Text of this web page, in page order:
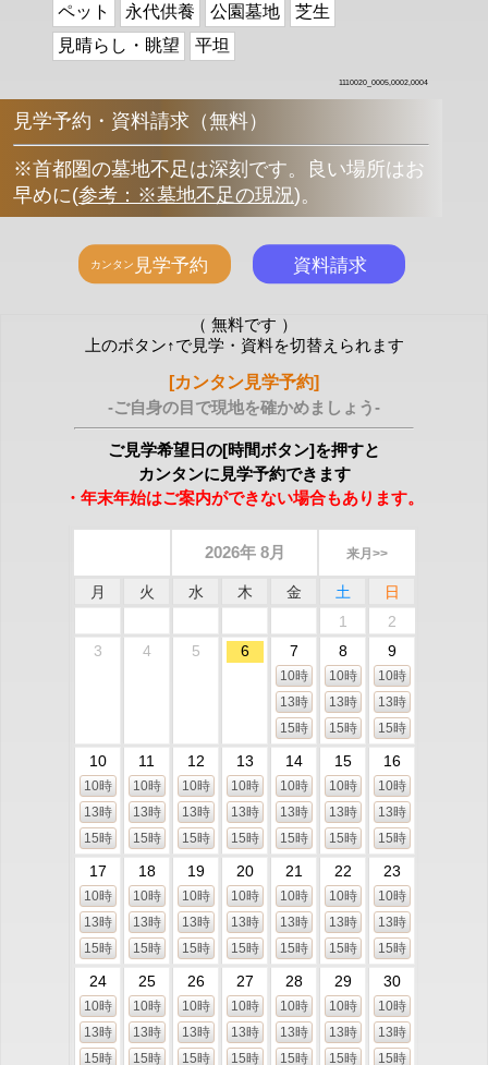
ペット 永代供養 公園墓地
芝生
見晴らし・眺望
平坦
1110020_0005,0002,0004
見学予約・資料請求（無料）
※首都圏の墓地不足は深刻です。良い場所はお
早めに(参考：※墓地不足の現況)。
（ 無料です ）
上のボタン↑で見学・資料を切替えられます
[カンタン見学予約]
-ご自身の目で現地を確かめましょう-
ご見学希望日の[時間ボタン]を押すと
カンタンに見学予約できます
・年末年始はご案内ができない場合もあります。
2026年 8月 来月>>
月 火 水 木 金 土
日
1
2
3
4 5 6 7
10時
13時
15時
8
10時
13時
15時
9
10時
13時
15時
10
10時
13時
15時
11
10時
13時
15時
12
10時
13時
15時
13
10時
13時
15時
14
10時
13時
15時
15
10時
13時
15時
16
10時
13時
15時
17
10時
13時
15時
18
10時
13時
15時
19
10時
13時
15時
20
10時
13時
15時
21
10時
13時
15時
22
10時
13時
15時
23
10時
13時
15時
24
10時
13時
15時
25
10時
13時
15時
26
10時
13時
15時
27
10時
13時
15時
28
10時
13時
15時
29
10時
13時
15時
30
10時
13時
15時